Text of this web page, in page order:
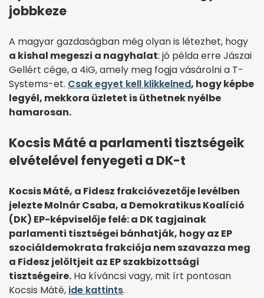
jobbkeze
A magyar gazdaságban még olyan is létezhet, hogy
a kishal megeszi a nagyhalat: jó példa erre Jászai
Gellért cége, a 4iG, amely meg fogja vásárolni a T-
Systems-et. Csak egyet kell klikkelned, hogy képbe
legyél, mekkora üzletet is üthetnek nyélbe
hamarosan.
Kocsis Máté a parlamenti tisztségeik
elvételével fenyegeti a DK-t
Kocsis Máté, a Fidesz frakcióvezetője levélben
jelezte Molnár Csaba, a Demokratikus Koalíció
(DK) EP-képviselője felé: a DK tagjainak
parlamenti tisztségei bánhatják, hogy az EP
szociáldemokrata frakciója nem szavazza meg
a Fidesz jelöltjeit az EP szakbizottsági
tisztségeire. Ha kíváncsi vagy, mit írt pontosan
Kocsis Máté, ide kattints.